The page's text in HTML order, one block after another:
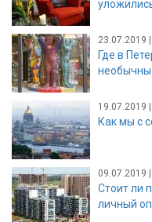
23.07.2019
Где в
19.07.2019
Как мы с
09.07.2019
Стоит ли
личный